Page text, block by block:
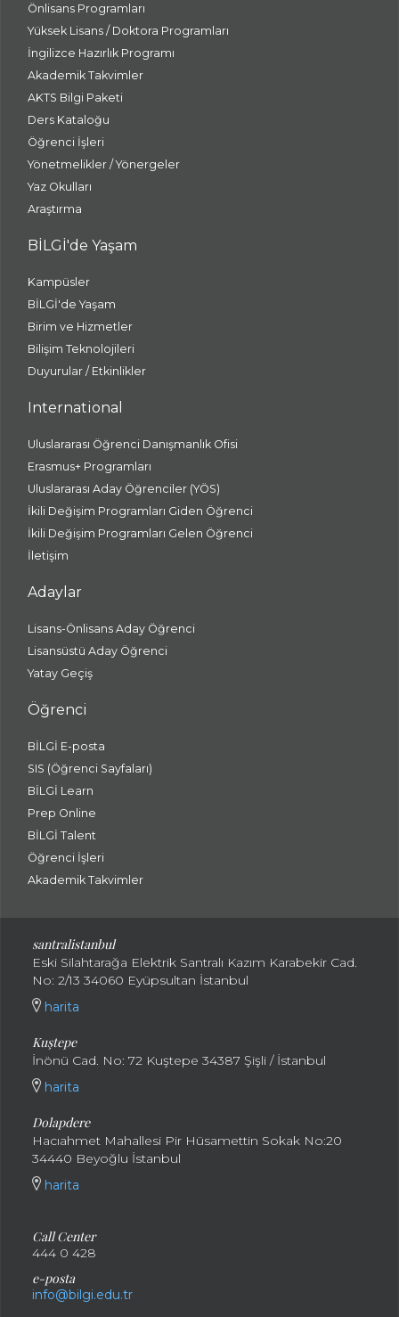
Önlisans Programları
Yüksek Lisans / Doktora Programları
İngilizce Hazırlık Programı
Akademik Takvimler
AKTS Bilgi Paketi
Ders Kataloğu
Öğrenci İşleri
Yönetmelikler / Yönergeler
Yaz Okulları
Araştırma
BİLGİ'de Yaşam
Kampüsler
BİLGİ'de Yaşam
Birim ve Hizmetler
Bilişim Teknolojileri
Duyurular / Etkinlikler
International
Uluslararası Öğrenci Danışmanlık Ofisi
Erasmus+ Programları
Uluslararası Aday Öğrenciler (YÖS)
İkili Değişim Programları Giden Öğrenci
İkili Değişim Programları Gelen Öğrenci
İletişim
Adaylar
Lisans-Önlisans Aday Öğrenci
Lisansüstü Aday Öğrenci
Yatay Geçiş
Öğrenci
BİLGİ E-posta
SIS (Öğrenci Sayfaları)
BİLGİ Learn
Prep Online
BİLGİ Talent
Öğrenci İşleri
Akademik Takvimler
santralistanbul
Eski Silahtarağa Elektrik Santralı Kazım Karabekir Cad.
No: 2/13 34060 Eyüpsultan İstanbul
harita
Kuştepe
İnönü Cad. No: 72 Kuştepe 34387 Şişli / İstanbul
harita
Dolapdere
Hacıahmet Mahallesi Pir Hüsamettin Sokak No:20
34440 Beyoğlu İstanbul
harita
Call Center
444 0 428
e-posta
info@bilgi.edu.tr